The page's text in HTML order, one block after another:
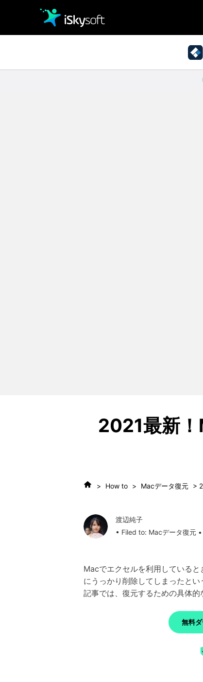
2021最新
> How to > Macデータ復元 >
渡辺純子
• Filed to: Macデータ復元
Macでエクセルを利用している
にうっかり削除してしまったと
記事では、復元するための具体的
無料